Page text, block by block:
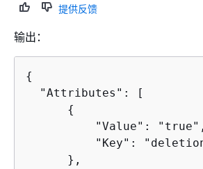
提供反馈
输出：
{
  "Attributes": [
{
          "Value": "true",
"Key":
      },